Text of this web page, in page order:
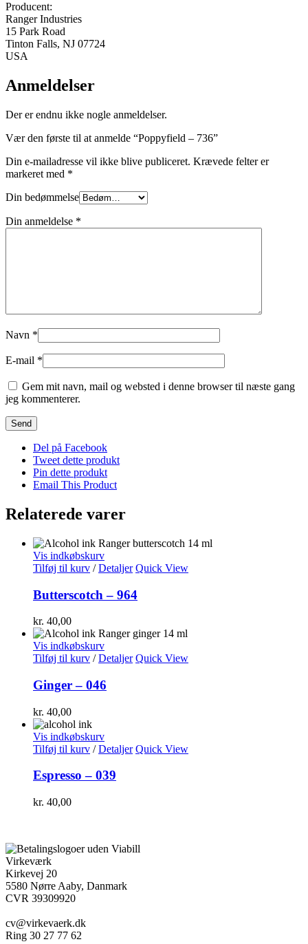
Producent:
Ranger Industries
15 Park Road
Tinton Falls, NJ 07724
USA
Anmeldelser
Der er endnu ikke nogle anmeldelser.
Vær den første til at anmelde “Poppyfield – 736”
Din e-mailadresse vil ikke blive publiceret. Krævede felter er
markeret med *
Din bedømmelse
Din anmeldelse *
Navn *
E-mail *
Gem mit navn, mail og websted i denne browser til næste gang
jeg kommenterer.
Del på Facebook
Tweet dette produkt
Pin dette produkt
Email This Product
Relaterede varer
Vis indkøbskurv
Tilføj til kurv / Detaljer Quick View
Butterscotch – 964
kr. 40,00
Vis indkøbskurv
Tilføj til kurv / Detaljer Quick View
Ginger – 046
kr. 40,00
Vis indkøbskurv
Tilføj til kurv / Detaljer Quick View
Espresso – 039
kr. 40,00
Virkeværk
Kirkevej 20
5580 Nørre Aaby, Danmark
CVR 39309920
cv@virkevaerk.dk
Ring 30 27 77 62